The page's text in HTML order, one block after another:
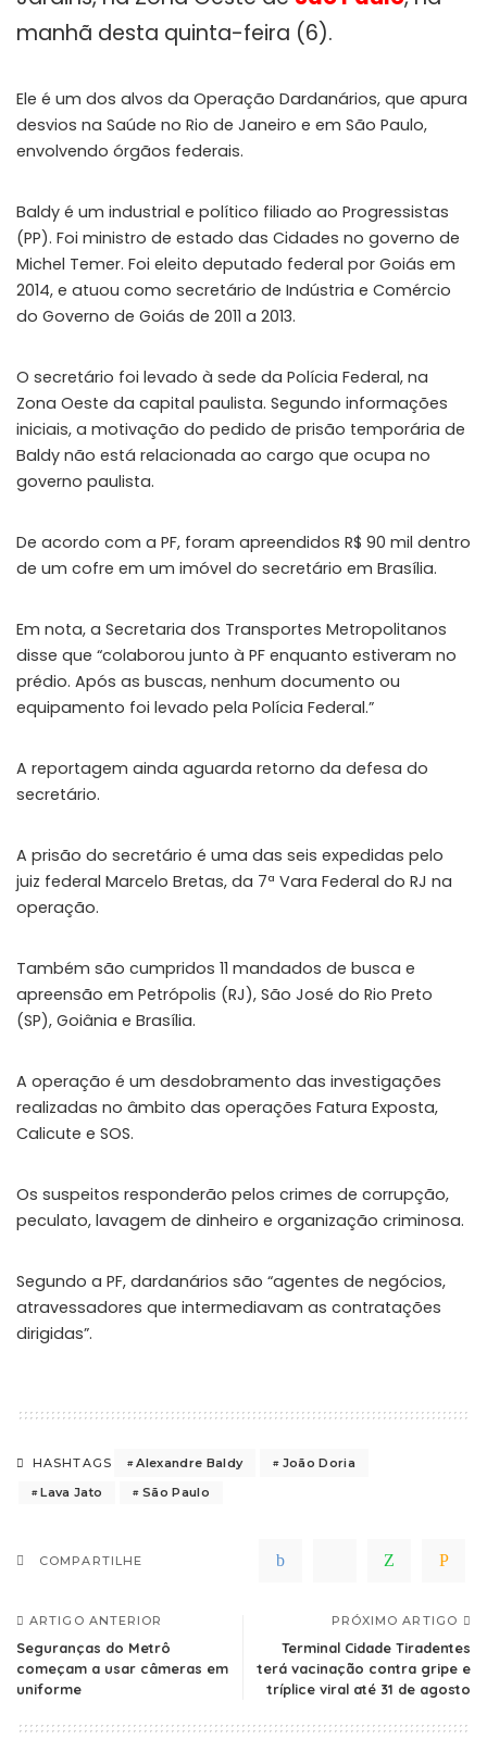
manhã desta quinta-feira (6).
Ele é um dos alvos da Operação Dardanários, que apura
desvios na Saúde no Rio de Janeiro e em São Paulo,
envolvendo órgãos federais.
Baldy é um industrial e político filiado ao Progressistas
(PP). Foi ministro de estado das Cidades no governo de
Michel Temer. Foi eleito deputado federal por Goiás em
2014, e atuou como secretário de Indústria e Comércio
do Governo de Goiás de 2011 a 2013.
O secretário foi levado à sede da Polícia Federal, na
Zona Oeste da capital paulista. Segundo informações
iniciais, a motivação do pedido de prisão temporária de
Baldy não está relacionada ao cargo que ocupa no
governo paulista.
De acordo com a PF, foram apreendidos R$ 90 mil dentro
de um cofre em um imóvel do secretário em Brasília.
Em nota, a Secretaria dos Transportes Metropolitanos
disse que “colaborou junto à PF enquanto estiveram no
prédio. Após as buscas, nenhum documento ou
equipamento foi levado pela Polícia Federal.”
A reportagem ainda aguarda retorno da defesa do
secretário.
A prisão do secretário é uma das seis expedidas pelo
juiz federal Marcelo Bretas, da 7ª Vara Federal do RJ na
operação.
Também são cumpridos 11 mandados de busca e
apreensão em Petrópolis (RJ), São José do Rio Preto
(SP), Goiânia e Brasília.
A operação é um desdobramento das investigações
realizadas no âmbito das operações Fatura Exposta,
Calicute e SOS.
Os suspeitos responderão pelos crimes de corrupção,
peculato, lavagem de dinheiro e organização criminosa.
Segundo a PF, dardanários são “agentes de negócios,
atravessadores que intermediavam as contratações
dirigidas”.
HASHTAGS Alexandre Baldy
João Doria
Lava Jato
São Paulo
COMPARTILHE
ARTIGO ANTERIOR
Seguranças do Metrô
começam a usar câmeras em
uniforme
PRÓXIMO ARTIGO
Terminal Cidade Tiradentes
terá vacinação contra gripe e
tríplice viral até 31 de agosto